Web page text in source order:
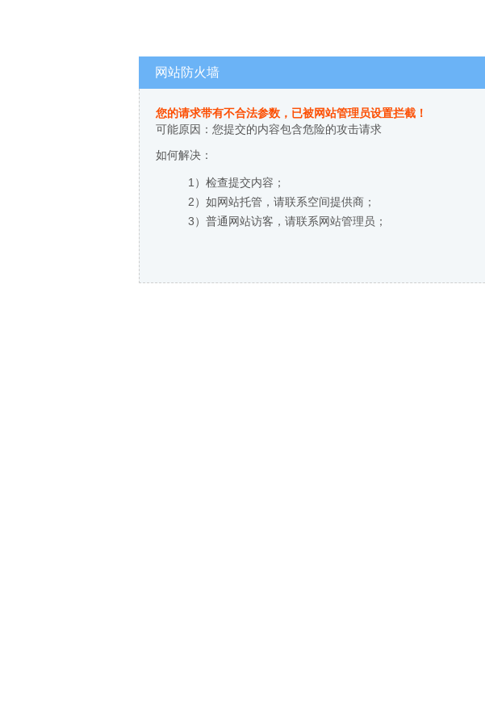
网站防火墙
您的请求带有不合法参数，已被网站管理员设置拦截！
可能原因：您提交的内容包含危险的攻击请求
如何解决：
1）检查提交内容；
2）如网站托管，请联系空间提供商；
3）普通网站访客，请联系网站管理员；